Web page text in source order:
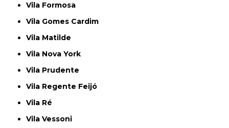
Vila Formosa
Vila Gomes Cardim
Vila Matilde
Vila Nova York
Vila Prudente
Vila Regente Feijó
Vila Ré
Vila Vessoni